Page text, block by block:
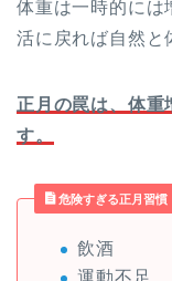
体重は一時的には
活に戻れば自然と
正月の罠は、体重
す。
危険すぎる正月習慣
飲酒